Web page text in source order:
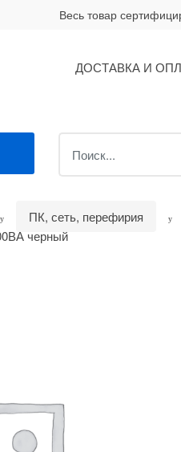
Весь товар
ДОСТАВКА И
Search
for:
ПК, сеть, перефирия
черный